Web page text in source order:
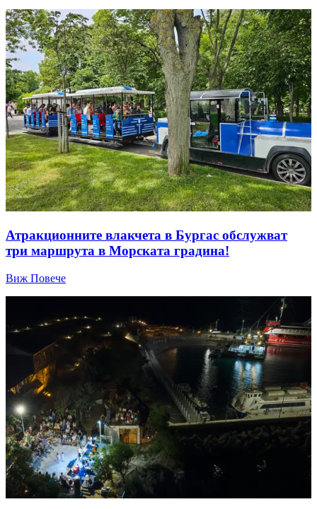
Атракционните влакчета в Бургас обслужват
три маршрута в Морската градина!
Виж Повече